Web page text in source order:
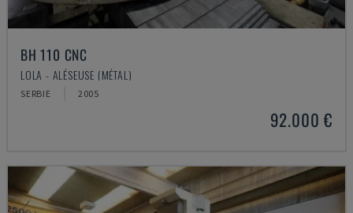
BH 110 CNC
LOLA - ALÉSEUSE (MÉTAL)
SERBIE 2005
92.000 €